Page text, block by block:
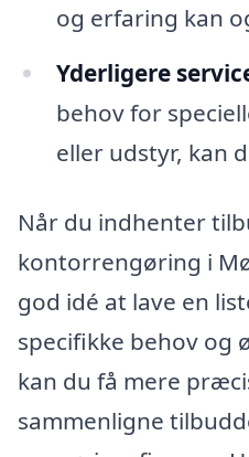
og erfaring kan
Yderligere
behov for
eller udstyr, kan
Når du indhenter
kontorrengøring i
god idé at lave en
specifikke behov og
kan du få mere
sammenligne